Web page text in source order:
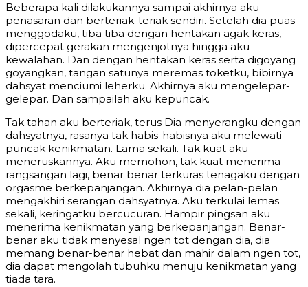
Beberapa kali dilakukannya sampai akhirnya aku
penasaran dan berteriak-teriak sendiri. Setelah dia puas
menggodaku, tiba tiba dengan hentakan agak keras,
dipercepat gerakan mengenjotnya hingga aku
kewalahan. Dan dengan hentakan keras serta digoyang
goyangkan, tangan satunya meremas toketku, bibirnya
dahsyat menciumi leherku. Akhirnya aku mengelepar-
gelepar. Dan sampailah aku kepuncak.
Tak tahan aku berteriak, terus Dia menyerangku dengan
dahsyatnya, rasanya tak habis-habisnya aku melewati
puncak kenikmatan. Lama sekali. Tak kuat aku
meneruskannya. Aku memohon, tak kuat menerima
rangsangan lagi, benar benar terkuras tenagaku dengan
orgasme berkepanjangan. Akhirnya dia pelan-pelan
mengakhiri serangan dahsyatnya. Aku terkulai lemas
sekali, keringatku bercucuran. Hampir pingsan aku
menerima kenikmatan yang berkepanjangan. Benar-
benar aku tidak menyesal ngen tot dengan dia, dia
memang benar-benar hebat dan mahir dalam ngen tot,
dia dapat mengolah tubuhku menuju kenikmatan yang
tiada tara.